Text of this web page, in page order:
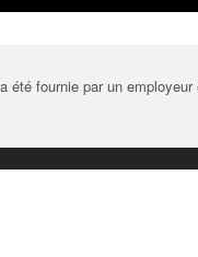
été fournie par un